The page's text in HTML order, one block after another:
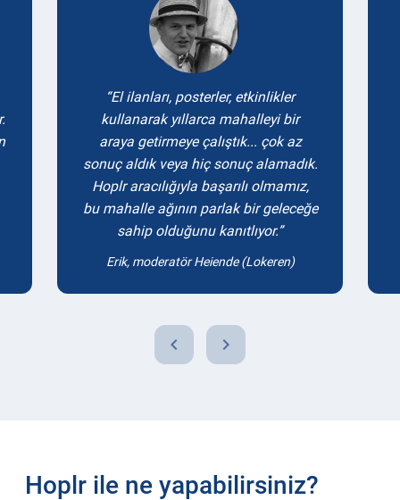
El ilanları, posterler, etkinlikler
kullanarak yıllarca mahalleyi bir
araya getirmeye çalıştık... çok az
sonuç aldık veya hiç sonuç alamadık.
Hoplr aracılığıyla başarılı olmamız,
bu mahalle ağının parlak bir geleceğe
sahip olduğunu kanıtlıyor.
Erik, moderatör Heiende (Lokeren)
chevron_left chevron_right
Hoplr ile ne yapabilirsiniz?